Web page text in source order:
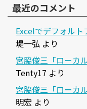
最近のコメント
Excelでデフォル
堤一弘 より
宮脇俊三「ローカ
Tenty17 より
宮脇俊三「ローカ
明宏 より